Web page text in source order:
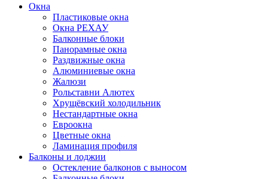
Окна
Пластиковые окна
Окна РЕХАУ
Балконные блоки
Панорамные окна
Раздвижные окна
Алюминиевые окна
Жалюзи
Рольставни Алютех
Хрущёвский холодильник
Нестандартные окна
Евроокна
Цветные окна
Ламинация профиля
Балконы и лоджии
Остекление балконов с выносом